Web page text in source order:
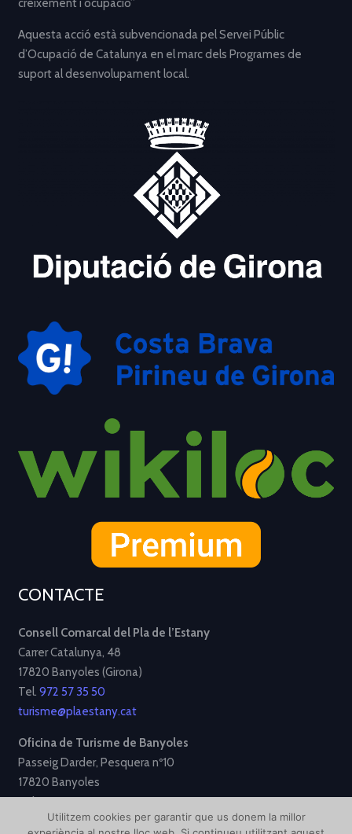
creixement i ocupació”
Aquesta acció està subvencionada pel Servei Públic
d’Ocupació de Catalunya en el marc dels Programes de
suport al desenvolupament local.
CONTACTE
Consell Comarcal del Pla de l’Estany
Carrer Catalunya, 48
17820 Banyoles (Girona)
Tel. 972 57 35 50
turisme@plaestany.cat
Oficina de Turisme de Banyoles
Passeig Darder, Pesquera nº10
17820 Banyoles
Tel.972 58 34 70
turisme@ajbanyoles.org
Utilitzem cookies per garantir que us donem la millor